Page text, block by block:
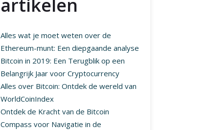
artikelen
Alles wat je moet weten over de
Ethereum-munt: Een diepgaande analyse
Bitcoin in 2019: Een Terugblik op een
Belangrijk Jaar voor Cryptocurrency
Alles over Bitcoin: Ontdek de wereld van
WorldCoinIndex
Ontdek de Kracht van de Bitcoin
Compass voor Navigatie in de